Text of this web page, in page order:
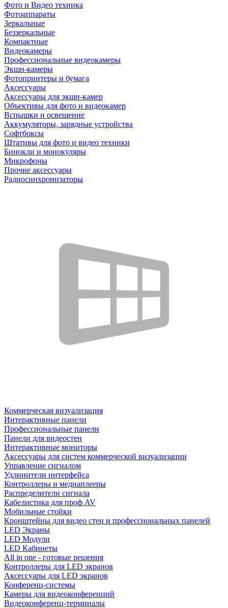
Фото и Видео техника
Фотоаппараты
Зеркальные
Беззеркальные
Компактные
Видеокамеры
Профессиональные видеокамеры
Экшн-камеры
Фотопринтеры и бумага
Аксессуары
Аксессуары для экшн-камер
Объективы для фото и видеокамер
Вспышки и освещение
Аккумуляторы, зарядные устройства
Софтбоксы
Штативы для фото и видео техники
Бинокли и монокуляры
Микрофоны
Прочие аксессуары
Радиосинхронизаторы
Коммерческая визуализация
Интерактивные панели
Профессиональные панели
Панели для видеостен
Интерактивные мониторы
Аксессуары для систем коммерческой визуализации
Управление сигналом
Удлинители интерфейса
Контроллеры и медиаплееры
Распределители сигнала
Кабелистика для проф AV
Мобильные стойки
Кронштейны для видео стен и профессиональных панелей
LED Экраны
LED Модули
LED Кабинеты
All in one - готовые решения
Контроллеры для LED экранов
Аксессуары для LED экранов
Конференц-системы
Камеры для видеоконференций
Видеоконференц-терминалы